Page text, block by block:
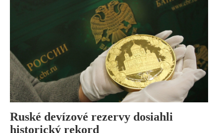
Ruské devízové rezervy dosiahli
historický rekord